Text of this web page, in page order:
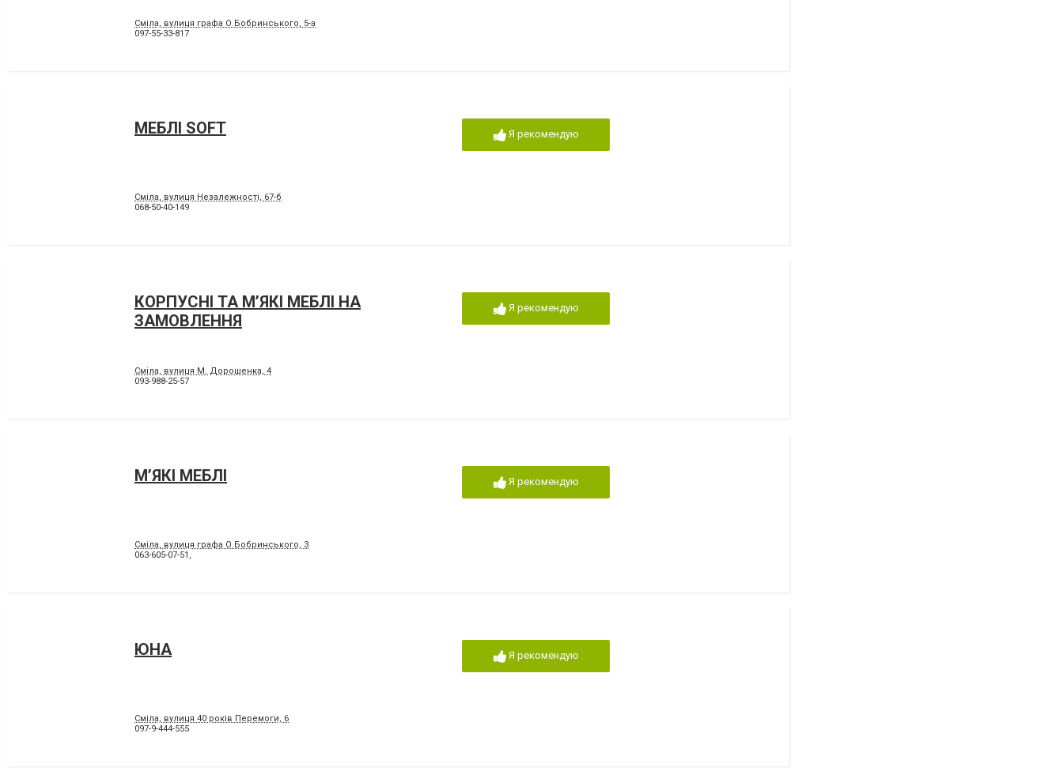
Сміла, вулиця графа О.Бобринського, 5-а
097-55-33-817
МЕБЛІ SOFT
Сміла, вулиця Незалежності, 67-б
068-50-40-149
Я рекомендую
КОРПУСНІ ТА М’ЯКІ МЕБЛІ НА
ЗАМОВЛЕННЯ
Сміла, вулиця М. Дорошенка, 4
093-988-25-57
Я рекомендую
М’ЯКІ МЕБЛІ
Сміла, вулиця графа О.Бобринського, 3
063-605-07-51,
Я рекомендую
ЮНА
Сміла, вулиця 40 років Перемоги, 6
097-9-444-555
Я рекомендую